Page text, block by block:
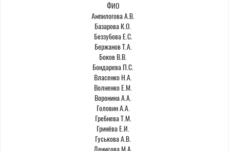
ФИО
Ампилогова А.В.
Базарова К.О.
Беззубова Е.С.
Бержанов Т.А.
Боков В.В.
Бондарева П.С.
Власенко Н.А.
Волненко Е.М.
Воронина А.А.
Головин А.А.
Гребнева Т.М.
Гринёва Е.И.
Гуськова А.В.